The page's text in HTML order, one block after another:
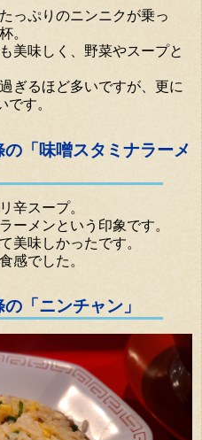
っぷりのニンニクが乗っ
。
美味しく、野菜やスープと
ぎるほど多いですが、更に
す。
「味噌スタミナラーメ
辛スープ。
ーメンという印象です。
美味しかったです。
感でした。
「ニンチャン」